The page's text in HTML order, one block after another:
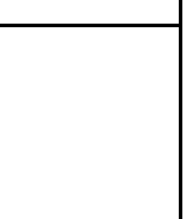
Ширина: 55 см